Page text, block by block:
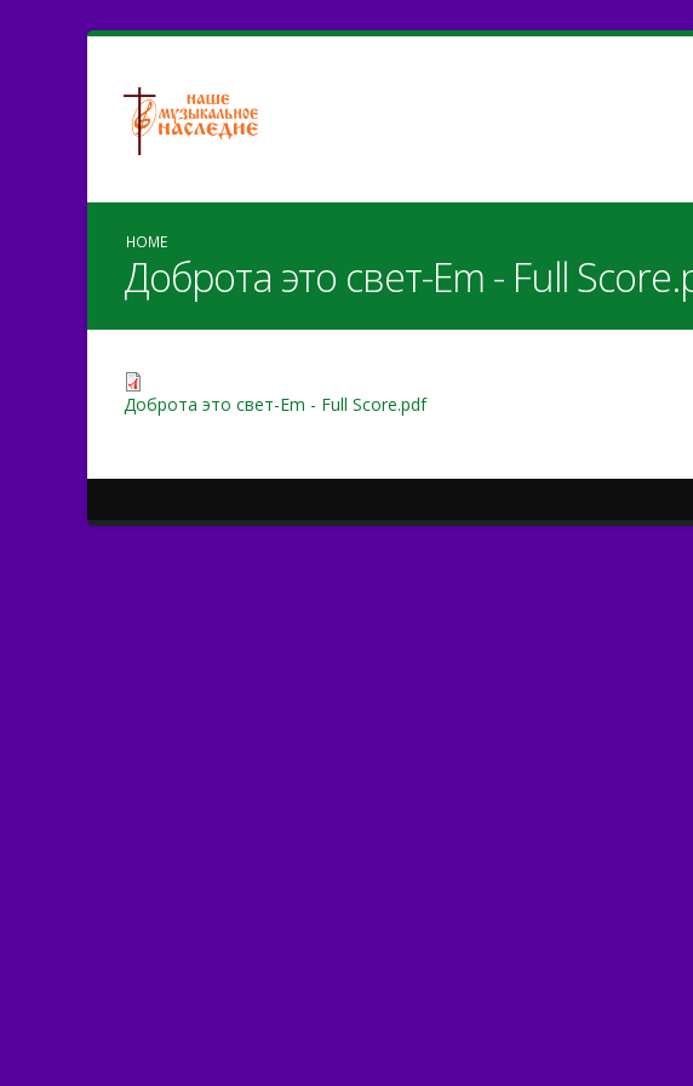
HOME
Доброта это свет-Em - Full
Доброта это свет-Em - Full Score.pdf